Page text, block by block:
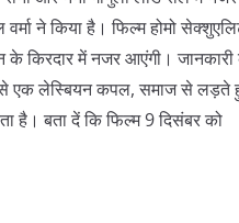
ने किया है। फिल्म होमो
के किरदार में नजर आएंगी।
एक लेस्बियन कपल, समाज से लड़ते
है। बता दें कि फिल्म 9 दिसंबर को